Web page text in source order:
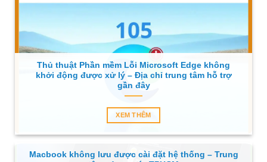
Thủ thuật Phần mềm Lỗi Microsoft Edge không
khởi động được xử lý – Địa chỉ trung tâm hỗ trợ
gần đây
XEM THÊM
Macbook không lưu được cài đặt hệ thống – Trung